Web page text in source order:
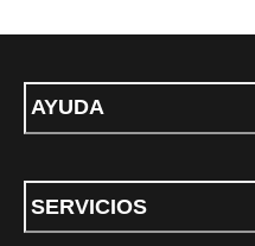
AYUDA
SERVICIOS